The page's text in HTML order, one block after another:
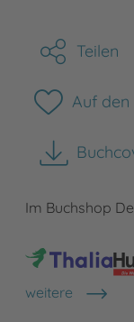
Teilen
Auf
Im Buchshop
weitere
Shops anzeigen